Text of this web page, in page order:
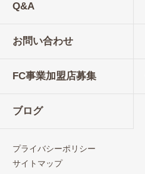
Q&A
お問い合わせ
FC事業加盟店募集
ブログ
プライバシーポリシー
サイトマップ